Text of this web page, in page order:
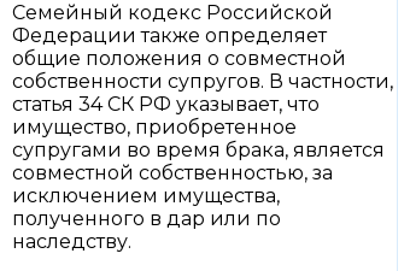
Семейный кодекс Российской
Федерации также определяет
общие положения о совместной
собственности супругов. В частности,
статья 34 СК РФ указывает, что
имущество, приобретенное
супругами во время брака, является
совместной собственностью, за
исключением имущества,
полученного в дар или по
наследству.